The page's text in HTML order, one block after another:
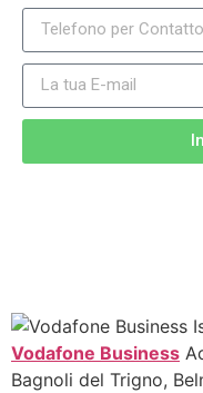
Vodafone Business
Bagnoli del Trigno,